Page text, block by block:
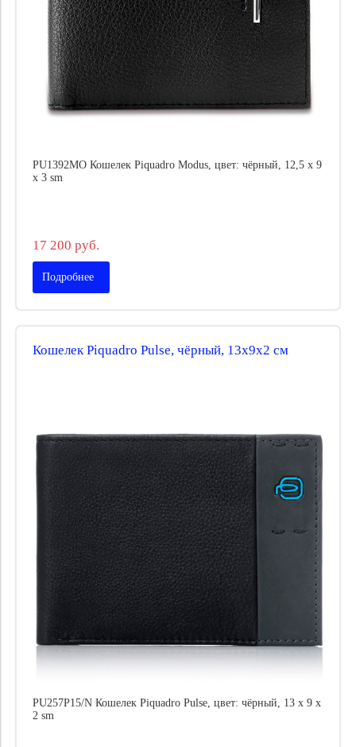
PU1392MO Кошелек Piquadro Modus, цвет: чёрный, 12,5 x 9
x 3 sm
17 200 руб.
Подробнее
Кошелек Piquadro Pulse, чёрный, 13х9х2 см
PU257P15/N Кошелек Piquadro Pulse, цвет: чёрный, 13 x 9 x
2 sm